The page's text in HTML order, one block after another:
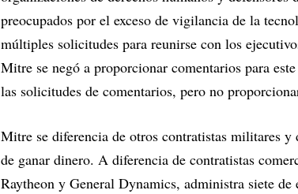
preocupados por el exceso de vigilancia de la
múltiples solicitudes para reunirse con los
Mitre se negó a proporcionar comentarios para
las solicitudes de comentarios, pero no
Mitre se diferencia de otros contratistas militares
de ganar dinero. A diferencia de contratistas
Raytheon y General Dynamics, administra siete